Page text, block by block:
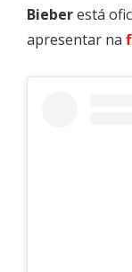
Bieberestá
apresentar na